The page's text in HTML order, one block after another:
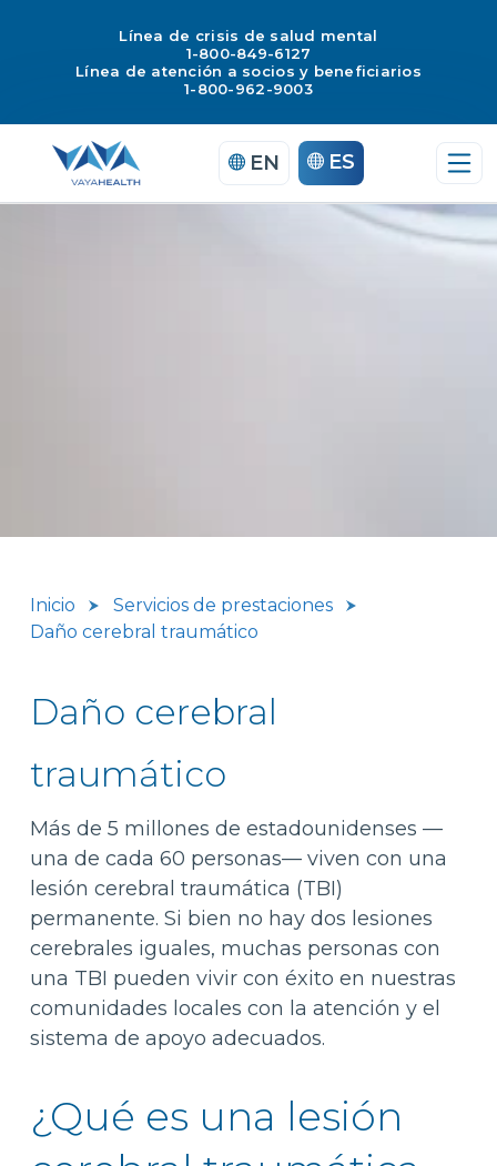
Línea de crisis de salud mental
1-800-849-6127
Línea de atención a socios y beneficiarios
1-800-962-9003
contenido
EN ES
Inicio
Servicios de prestaciones
Daño cerebral traumático
Daño cerebral
traumático
Más de 5 millones de estadounidenses —
una de cada 60 personas— viven con una
lesión cerebral traumática (TBI)
permanente. Si bien no hay dos lesiones
cerebrales iguales, muchas personas con
una TBI pueden vivir con éxito en nuestras
comunidades locales con la atención y el
sistema de apoyo adecuados.
¿Qué es una lesión